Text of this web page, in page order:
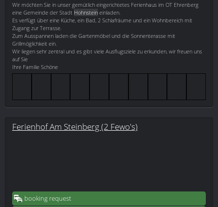
Wir möchten Sie in unser gemütlich eingerichtetes Ferienhaus im OT Ehrenberg
eine Gemeinde der Stadt Hohnstein einladen.
Es verfügt über eine Küche, ein Bad, 2 Schlafräume und ein Wohnbereich mit
Zugang zur Terrasse.
Zum Ausspannen laden die Gartenmöbel und die Sonnenterasse mit
Grillmöglichkeit ein.
Wir liegen sehr zentral und es gibt viele Ausflugsziele zu erkunden, wir freuen uns
auf Sie
Ihre Familie Schöne
Ferienhof Am Steinberg (2 Fewo's)
booking request